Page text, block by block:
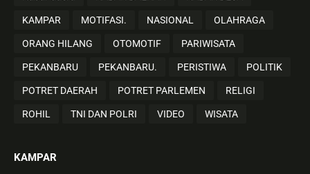
KAMPAR MOTIFASI. NASIONAL OLAHRAGA
ORANG HILANG OTOMOTIF PARIWISATA
PEKANBARU PEKANBARU. PERISTIWA POLITIK
POTRET DAERAH POTRET PARLEMEN RELIGI
ROHIL TNI DAN POLRI VIDEO WISATA
KAMPAR